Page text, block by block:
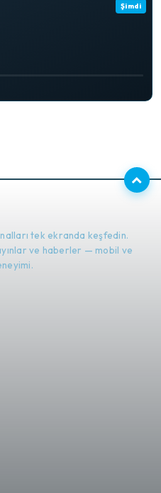
Şimdi
tek ekranda keşfedin.
ve haberler — mobil ve